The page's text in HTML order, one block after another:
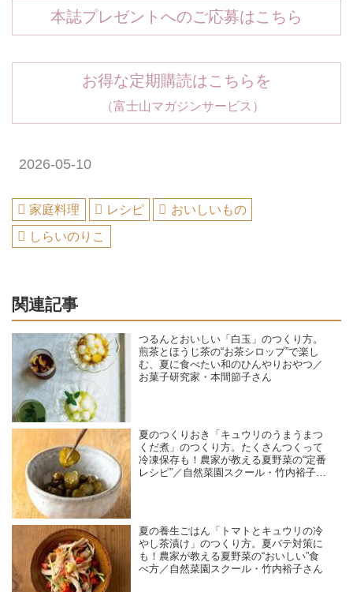
本誌プレゼントへのご応募はこちら
お得な定期購読はこちらを
（富士山マガジンサービス）
2026-05-10
家庭料理 レシピ
おいしいもの
しらいのりこ
関連記事
つるんとおいしい「白玉」のつくり方。
煎茶とほうじ茶の“お茶シロップ”で楽し
む、夏に食べたい和のひんやりおやつ／
お菓子研究家・本間節子さん
夏のつくりおき「キュウリのうまうまつ
くだ煮」のつくり方。たくさんつくって
冷凍保存も！農家が教える夏野菜の“定番
レシピ”／自然菜園スクール・竹内裕子さ
夏の養生ごはん「トマトとキュウリの冷
やし茶漬け」のつくり方。夏バテ対策に
も！農家が教える夏野菜の“おいしい”食
べ方／自然菜園スクール・竹内裕子さん